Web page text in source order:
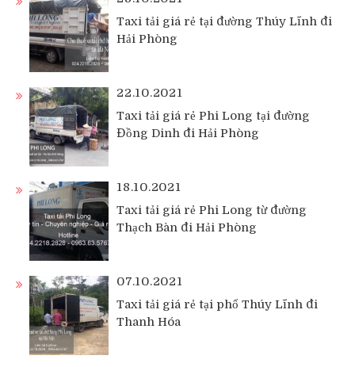
Taxi tải giá rẻ tại đường Thúy Lĩnh đi
Hải Phòng
22.10.2021
Taxi tải giá rẻ Phi Long tại đường
Đồng Dinh đi Hải Phòng
18.10.2021
Taxi tải giá rẻ Phi Long từ đường
Thạch Bàn đi Hải Phòng
07.10.2021
Taxi tải giá rẻ tại phố Thúy Lĩnh đi
Thanh Hóa